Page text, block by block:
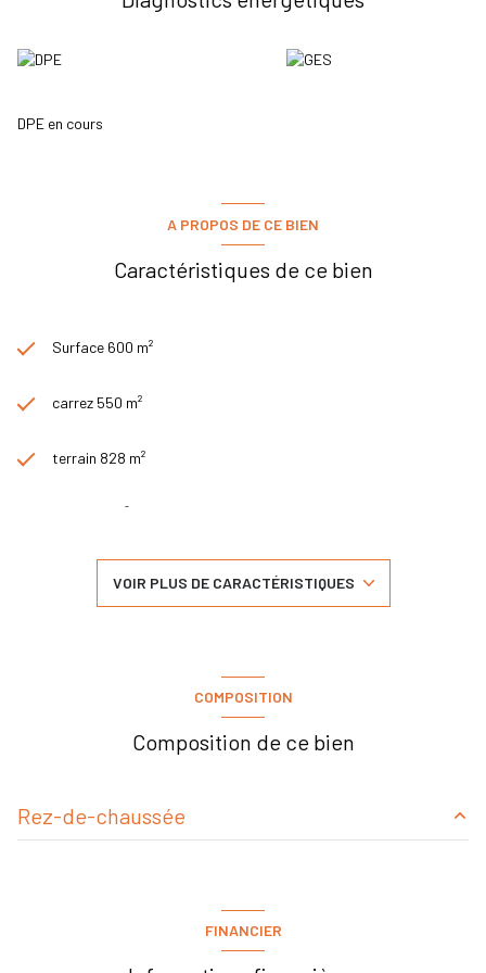
salle de douche, un WC et un dressing pour une supérficie totale de
chaufferie, un local technique, et un abri pour 5 voitures complètent
ce bien. Possibilité d' accueillir un gîte ou des chambres d'hotes
DPE en cours
A PROPOS DE CE BIEN
Caractéristiques de ce bien
Surface 600 m²
carrez 550 m²
terrain 828 m²
séjour 91 m²
construit en 1800
2 garage(s)
VOIR PLUS DE CARACTÉRISTIQUES
COMPOSITION
Composition de ce bien
Rez-de-chaussée
FINANCIER